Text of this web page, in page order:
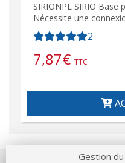
SIRIONPL SIRIO Base
Nécessite une
2
7,87€ TTC
Gestion